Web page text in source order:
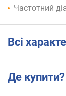
Частотний
Всі
Де купити?